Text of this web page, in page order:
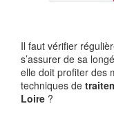
Il faut vérifier
s’assurer de sa
elle doit profiter des
techniques de
Loire ?